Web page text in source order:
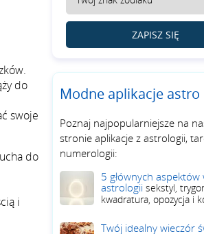
do
swoje
do
i
ZAPISZ SIĘ
Modne aplikacje astro
Poznaj najpopularniejsze na
stronie aplikacje z astrologii,
numerologii:
5 głównych aspektów
astrologii sekstyl,
kwadratura, opozycja i
Twój idealny wieczór